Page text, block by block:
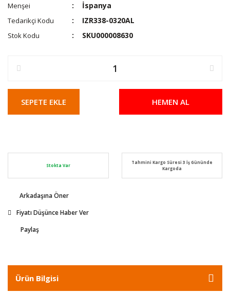
Menşei İspanya
Tedarikçi Kodu IZR338-0320AL
Stok Kodu SKU000008630
SEPETE EKLE HEMEN AL
Stokta Var
Tahmini Kargo Süresi 3 İş Gününde
Kargoda
Arkadaşına Öner
Fiyatı Düşünce Haber Ver
Paylaş
Ürün Bilgisi